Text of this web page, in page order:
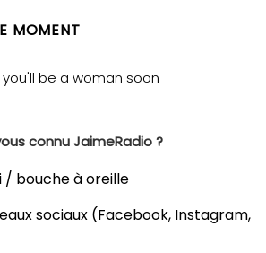
MOMENT
connu JaimeRadio ?
/ bouche à oreille
sociaux (Facebook, Instagram,